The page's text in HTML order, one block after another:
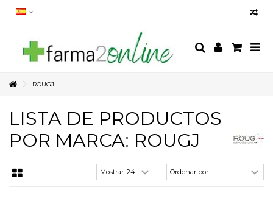
ROUGJ
LISTA DE PRODUCTOS
POR MARCA: ROUGJ